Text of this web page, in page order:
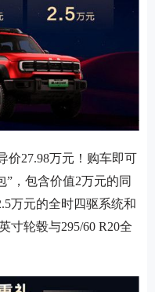
价27.98万元！购车即可
”，包含价值2万元的同
万元的全时四驱系统和
寸轮毂与295/60 R20全